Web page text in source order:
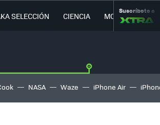
SELECCIÓN CIENCIA MOVILIDAD
Suscríbete a
NASA Waze iPhone Air